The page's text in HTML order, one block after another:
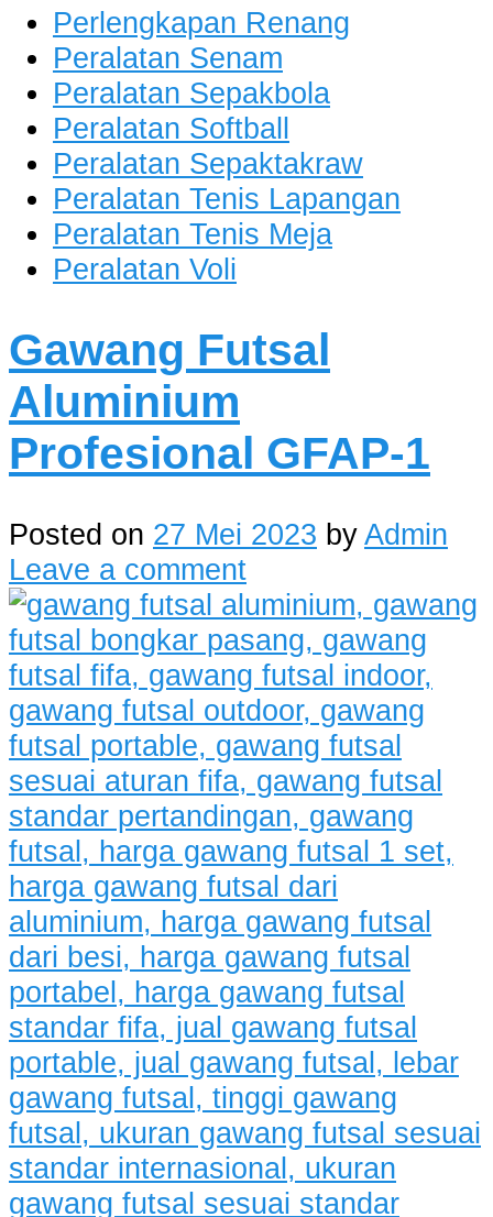
Perlengkapan Renang
Peralatan Senam
Peralatan Sepakbola
Peralatan Softball
Peralatan Sepaktakraw
Peralatan Tenis Lapangan
Peralatan Tenis Meja
Peralatan Voli
Gawang Futsal
Aluminium
Profesional GFAP-1
Posted on 27 Mei 2023 byAdmin
Leave a comment